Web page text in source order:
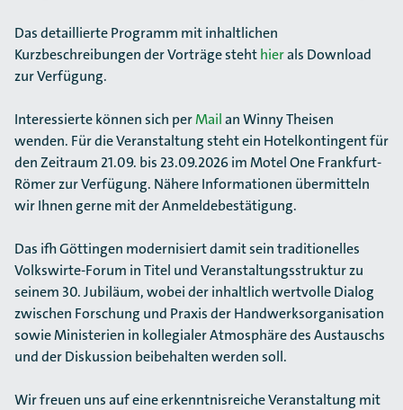
Das detaillierte Programm mit inhaltlichen
Kurzbeschreibungen der Vorträge stehthierals Download
zur Verfügung.
Interessierte können sich perMailan Winny Theisen
wenden. Für die Veranstaltung steht ein Hotelkontingent für
den Zeitraum 21.09. bis 23.09.2026 im Motel One Frankfurt-
Römer zur Verfügung. Nähere Informationen übermitteln
wir Ihnen gerne mit der Anmeldebestätigung.
Das ifh Göttingen modernisiert damit sein traditionelles
Volkswirte-Forum in Titel und Veranstaltungsstruktur zu
seinem 30. Jubiläum, wobei der inhaltlich wertvolle Dialog
zwischen Forschung und Praxis der Handwerksorganisation
sowie Ministerien in kollegialer Atmosphäre des Austauschs
und der Diskussion beibehalten werden soll.
Wir freuen uns auf eine erkenntnisreiche Veranstaltung mit